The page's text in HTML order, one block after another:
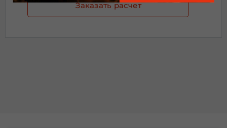
Заказать расчет